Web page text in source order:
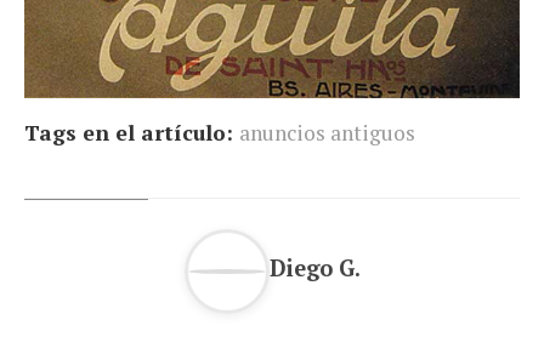
Tags en el artículo: anuncios antiguos
Diego G.